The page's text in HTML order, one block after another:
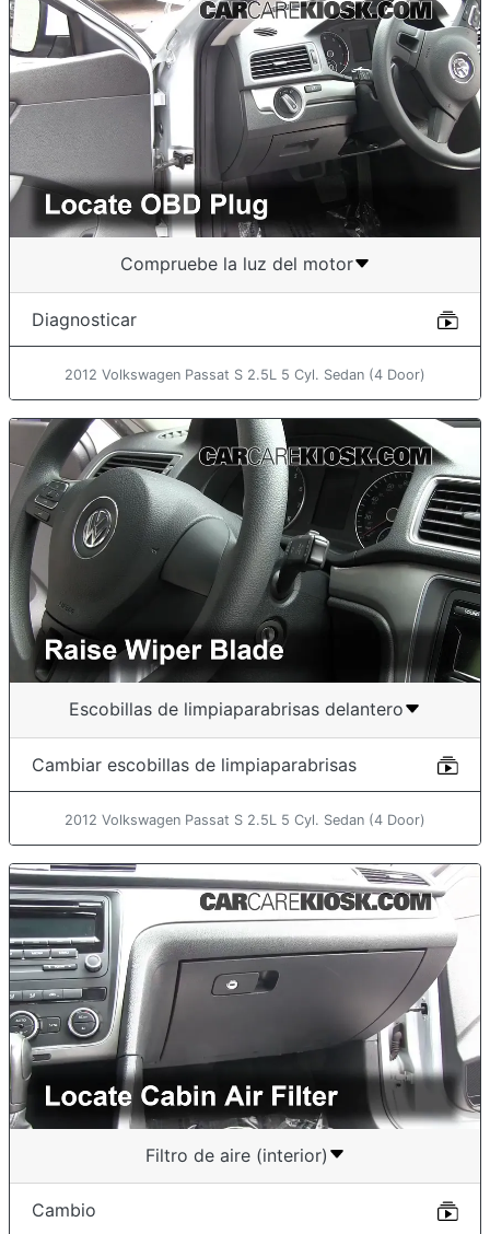
Compruebe la luz del motor
Diagnosticar
2012 Volkswagen Passat S 2.5L 5 Cyl. Sedan (4 Door)
Escobillas de limpiaparabrisas delantero
Cambiar escobillas de limpiaparabrisas
2012 Volkswagen Passat S 2.5L 5 Cyl. Sedan (4 Door)
Filtro de aire (interior)
Cambio